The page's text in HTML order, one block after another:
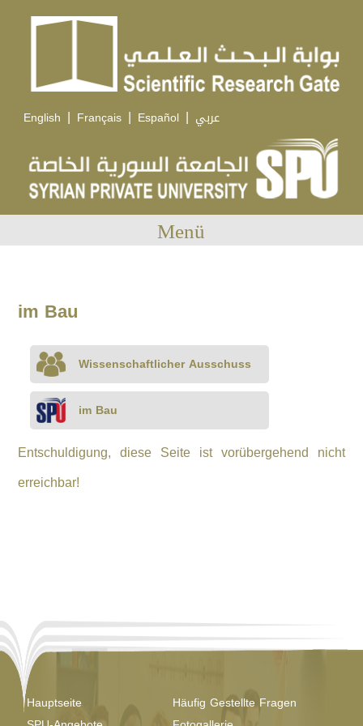
English | Français | Español | عربي
Menü
im Bau
Wissenschaftlicher Ausschuss
im Bau
Entschuldigung, diese Seite ist vorübergehend nicht
erreichbar!
Hauptseite
Häufig Gestellte Fragen